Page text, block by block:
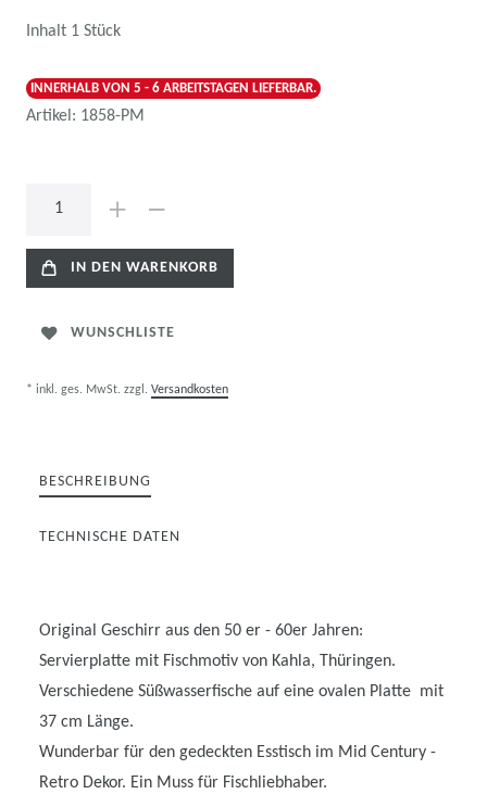
Inhalt 1 Stück
INNERHALB VON 5 - 6 ARBEITSTAGEN LIEFERBAR.
Artikel: 1858-PM
IN DEN WARENKORB
WUNSCHLISTE
* inkl. ges. MwSt. zzgl. Versandkosten
BESCHREIBUNG
TECHNISCHE DATEN
Original Geschirr aus den 50 er - 60er Jahren:
Servierplatte mit Fischmotiv von Kahla, Thüringen.
Verschiedene Süßwasserfische auf eine ovalen Platte mit
37 cm Länge.
Wunderbar für den gedeckten Esstisch im Mid Century -
Retro Dekor. Ein Muss für Fischliebhaber.